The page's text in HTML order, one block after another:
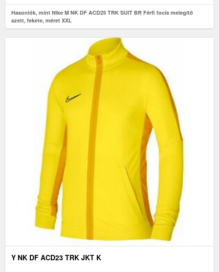
Hasonlók, mint Nike M NK DF ACD25 TRK SUIT BR Férfi focis melegítő
szett, fekete, méret XXL
Y NK DF ACD23 TRK JKT K